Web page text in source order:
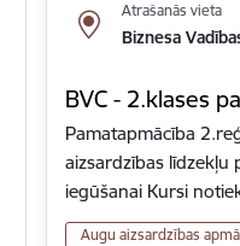
Atrašanās vieta
Biznesa
BVC - 2.klases
Pamatapmācība
aizsardzības līdzekļu
iegūšanai Kursi
Augu aizsardzības